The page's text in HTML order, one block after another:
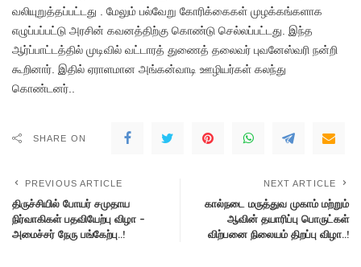
வலியுறுத்தப்பட்டது . மேலும் பல்வேறு கோரிக்கைகள் முழக்கங்களாக
எழுப்பப்பட்டு அரசின் கவனத்திற்கு கொண்டு செல்லப்பட்டது. இந்த
ஆர்ப்பாட்டத்தில் முடிவில் வட்டாரத் துணைத் தலைவர் புவனேஸ்வரி நன்றி
கூறினார். இதில் ஏராளமான அங்கன்வாடி ஊழியர்கள் கலந்து
கொண்டனர்..
SHARE ON
PREVIOUS ARTICLE
திருச்சியில் போயர் சமுதாய
நிர்வாகிகள் பதவியேற்பு விழா –
அமைச்சர் நேரு பங்கேற்பு..!
NEXT ARTICLE
கால்நடை மருத்துவ முகாம் மற்றும்
ஆவின் தயாரிப்பு பொருட்கள்
விற்பனை நிலையம் திறப்பு விழா..!